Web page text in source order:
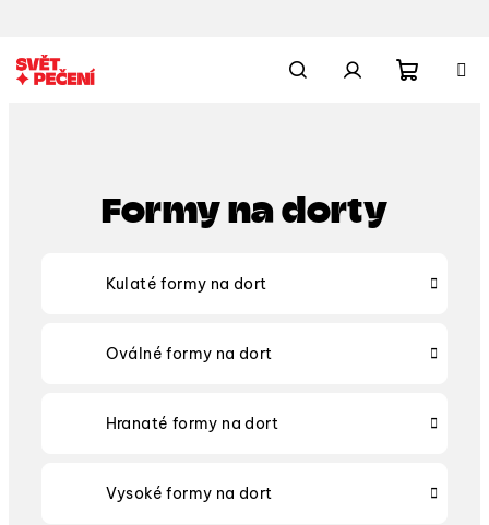
na
obsah
Formy na dorty
Kulaté formy na dort
Oválné formy na dort
Hranaté formy na dort
Vysoké formy na dort